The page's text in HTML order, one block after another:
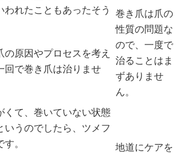
われたこともあったそう
の原因やプロセスを考え
回で巻き爪は治りませ
くて、巻いていない状態
いうのでしたら、ツメフ
。
巻き爪は爪の
性質の問題な
ので、一度で
治ることはま
ずありませ
ん。
地道にケアを